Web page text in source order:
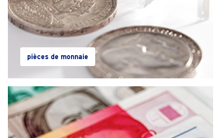
pièces de monnaie